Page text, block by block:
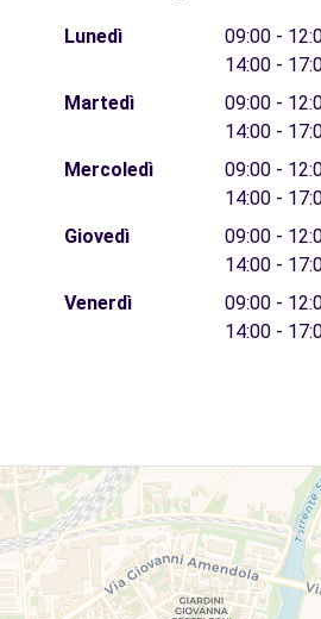
Lunedì
09:00 -
14:00 -
Martedì
09:00 -
14:00 -
Mercoledì
09:00 -
14:00 -
Giovedì
09:00 -
14:00 -
Venerdì
09:00 -
14:00 -